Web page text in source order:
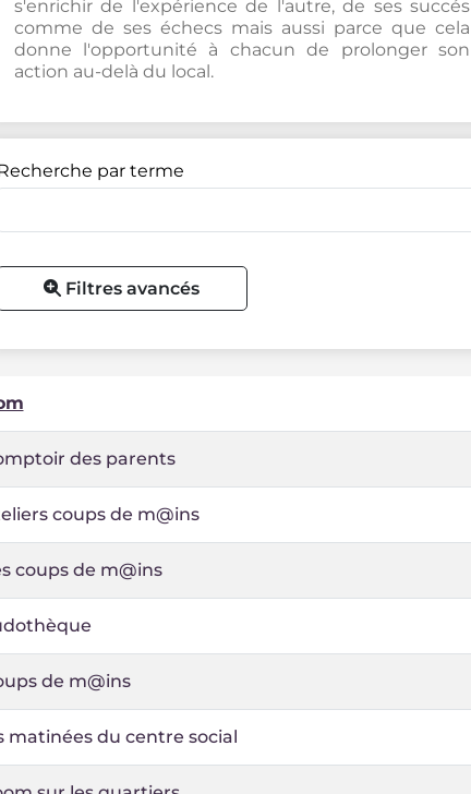
s'enrichir de l'expérience de l'autre, de ses succés
comme de ses échecs mais aussi parce que cela
donne l'opportunité à chacun de prolonger son
action au-delà du local.
par terme
Filtres avancés
des parents
coups de m@ins
coups de m@ins
de m@ins
matinées du centre social